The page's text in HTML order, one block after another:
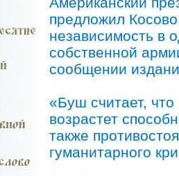
предложил
независимость в
собственной
сообщении
«Буш считает,
возрастет
также
гуманитарного